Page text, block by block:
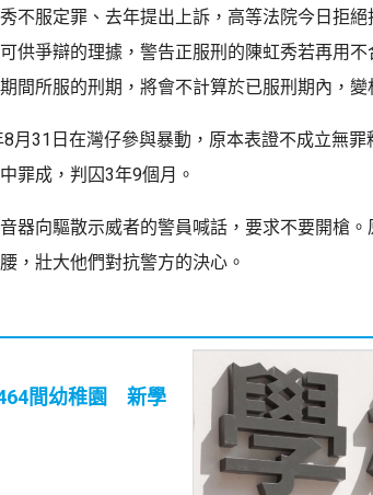
不服定罪、去年提出上訴，高等法院今日拒
供爭辯的理據，警告正服刑的陳虹秀若再用
間所服的刑期，將會不計算於已服刑期內，變
月31日在灣仔參與暴動，原本表證不成立無
罪成，判囚3年9個月。
器向驅散示威者的警員喊話，要求不要開槍
，壯大他們對抗警方的決心。
間幼稚園 新學